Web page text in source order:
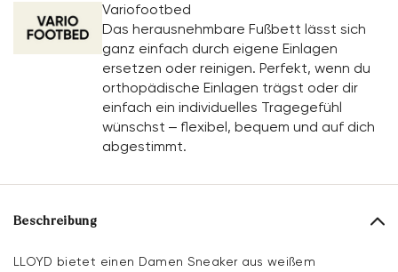
Variofootbed
Das herausnehmbare Fußbett lässt sich
ganz einfach durch eigene Einlagen
ersetzen oder reinigen. Perfekt, wenn du
orthopädische Einlagen trägst oder dir
einfach ein individuelles Tragegefühl
wünschst – flexibel, bequem und auf dich
abgestimmt.
Beschreibung
LLOYD bietet einen Damen Sneaker aus weißem